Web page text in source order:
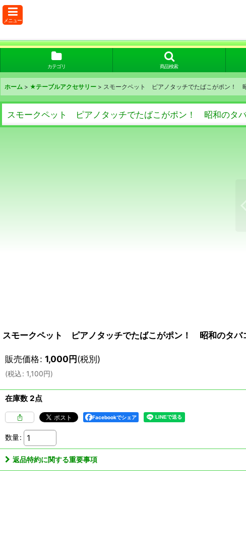
メニュー
カテゴリ 商品検索
ホーム > ★テーブルアクセサリー > スモークペット ピアノタッチでたばこがポン！
スモークペット ピアノタッチでたばこがポン！ 昭和のタ
スモークペット ピアノタッチでたばこがポン！ 昭和のタ
販売価格: 1,000円(税別)
(税込: 1,100円)
在庫数 2点
Facebookでシェア
数量:
返品特約に関する重要事項